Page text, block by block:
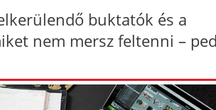
buktatók és a
nem mersz feltenni –